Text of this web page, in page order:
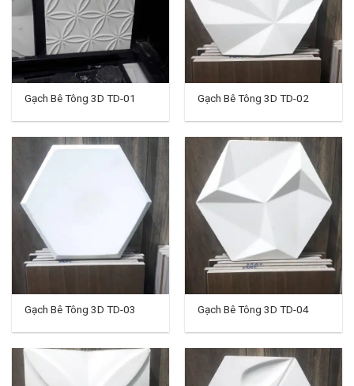
Gạch Bê Tông 3D TD-01 Gạch Bê Tông 3D TD-02
Gạch Bê Tông 3D TD-03 Gạch Bê Tông 3D TD-04